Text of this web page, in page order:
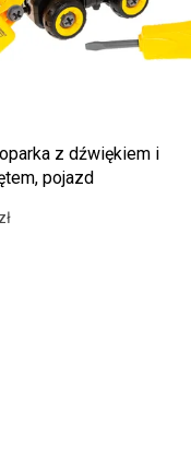
z dźwiękiem i
pojazd
zł